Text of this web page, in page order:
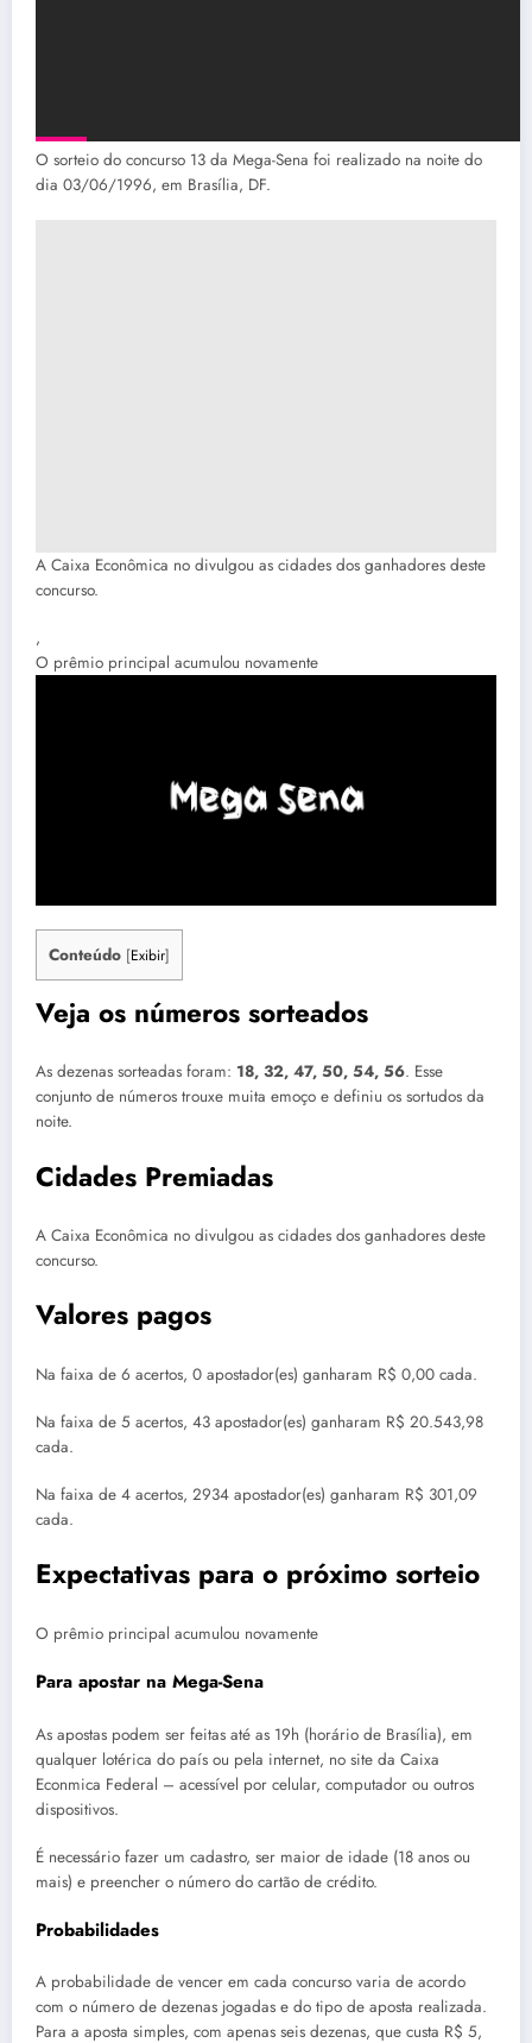
O sorteio do concurso 13 da Mega-Sena foi realizado na noite do
dia 03/06/1996, em Brasília, DF.
A Caixa Econômica no divulgou as cidades dos ganhadores deste
concurso.
,
O prêmio principal acumulou novamente
Conteúdo [Exibir]
Veja os números sorteados
As dezenas sorteadas foram: 18, 32, 47, 50, 54, 56. Esse
conjunto de números trouxe muita emoço e definiu os sortudos da
noite.
Cidades Premiadas
A Caixa Econômica no divulgou as cidades dos ganhadores deste
concurso.
Valores pagos
Na faixa de 6 acertos, 0 apostador(es) ganharam R$ 0,00 cada.
Na faixa de 5 acertos, 43 apostador(es) ganharam R$ 20.543,98
cada.
Na faixa de 4 acertos, 2934 apostador(es) ganharam R$ 301,09
cada.
Expectativas para o próximo sorteio
O prêmio principal acumulou novamente
Para apostar na Mega-Sena
As apostas podem ser feitas até as 19h (horário de Brasília), em
qualquer lotérica do país ou pela internet, no site da Caixa
Econmica Federal – acessível por celular, computador ou outros
dispositivos.
É necessário fazer um cadastro, ser maior de idade (18 anos ou
mais) e preencher o número do cartão de crédito.
Probabilidades
A probabilidade de vencer em cada concurso varia de acordo
com o número de dezenas jogadas e do tipo de aposta realizada.
Para a aposta simples, com apenas seis dezenas, que custa R$ 5,